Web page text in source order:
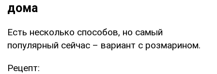
дома
Есть несколько способов, но самый
популярный сейчас – вариант с розмарином.
Рецепт: